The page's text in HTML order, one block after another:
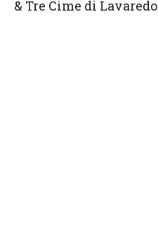
& Tre Cime di Lavaredo